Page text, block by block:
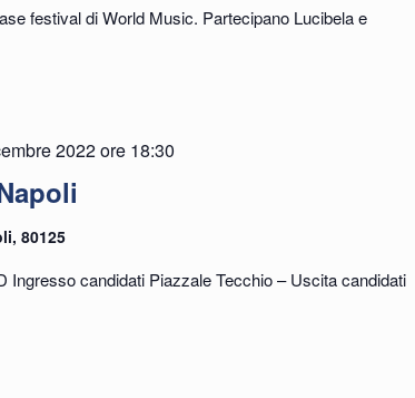
festival di World Music. Partecipano Lucibela e
2022 ore 18:30
80125
Ingresso candidati Piazzale Tecchio – Uscita candidati